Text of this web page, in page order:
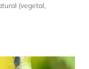
(vegetal,